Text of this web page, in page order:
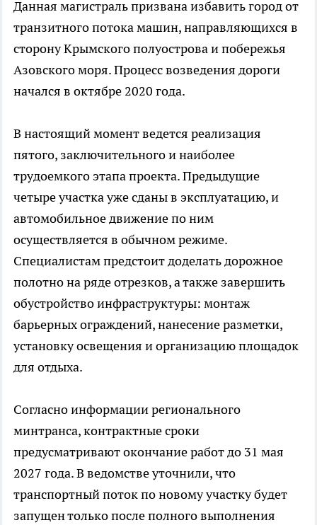
Данная магистраль призвана избавить город от
транзитного потока машин, направляющихся в
сторону Крымского полуострова и побережья
Азовского моря. Процесс возведения дороги
начался в октябре 2020 года.
В настоящий момент ведется реализация
пятого, заключительного и наиболее
трудоемкого этапа проекта. Предыдущие
четыре участка уже сданы в эксплуатацию, и
автомобильное движение по ним
осуществляется в обычном режиме.
Специалистам предстоит доделать дорожное
полотно на ряде отрезков, а также завершить
обустройство инфраструктуры: монтаж
барьерных ограждений, нанесение разметки,
установку освещения и организацию площадок
для отдыха.
Согласно информации регионального
минтранса, контрактные сроки
предусматривают окончание работ до 31 мая
2027 года. В ведомстве уточнили, что
транспортный поток по новому участку будет
запущен только после полного выполнения